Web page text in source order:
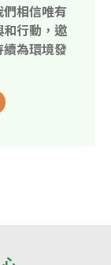
們相信唯有
行動，邀
為環境發